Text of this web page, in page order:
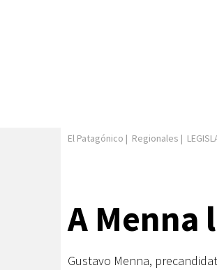
El Patagónico | Regionales |
A Menna
Gustavo Menna,